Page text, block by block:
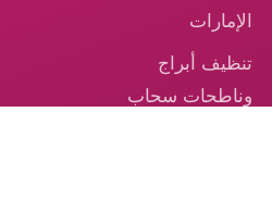
الإمارات
تنظيف أبراج
وناطحات سحاب